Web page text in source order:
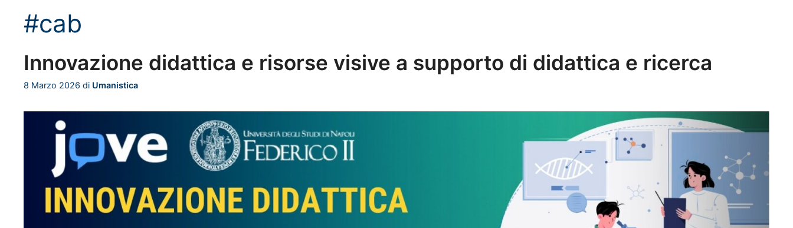
#cab
Innovazione didattica e risorse visive a supporto di didattica e ricerca
8 Marzo 2026 di Umanistica